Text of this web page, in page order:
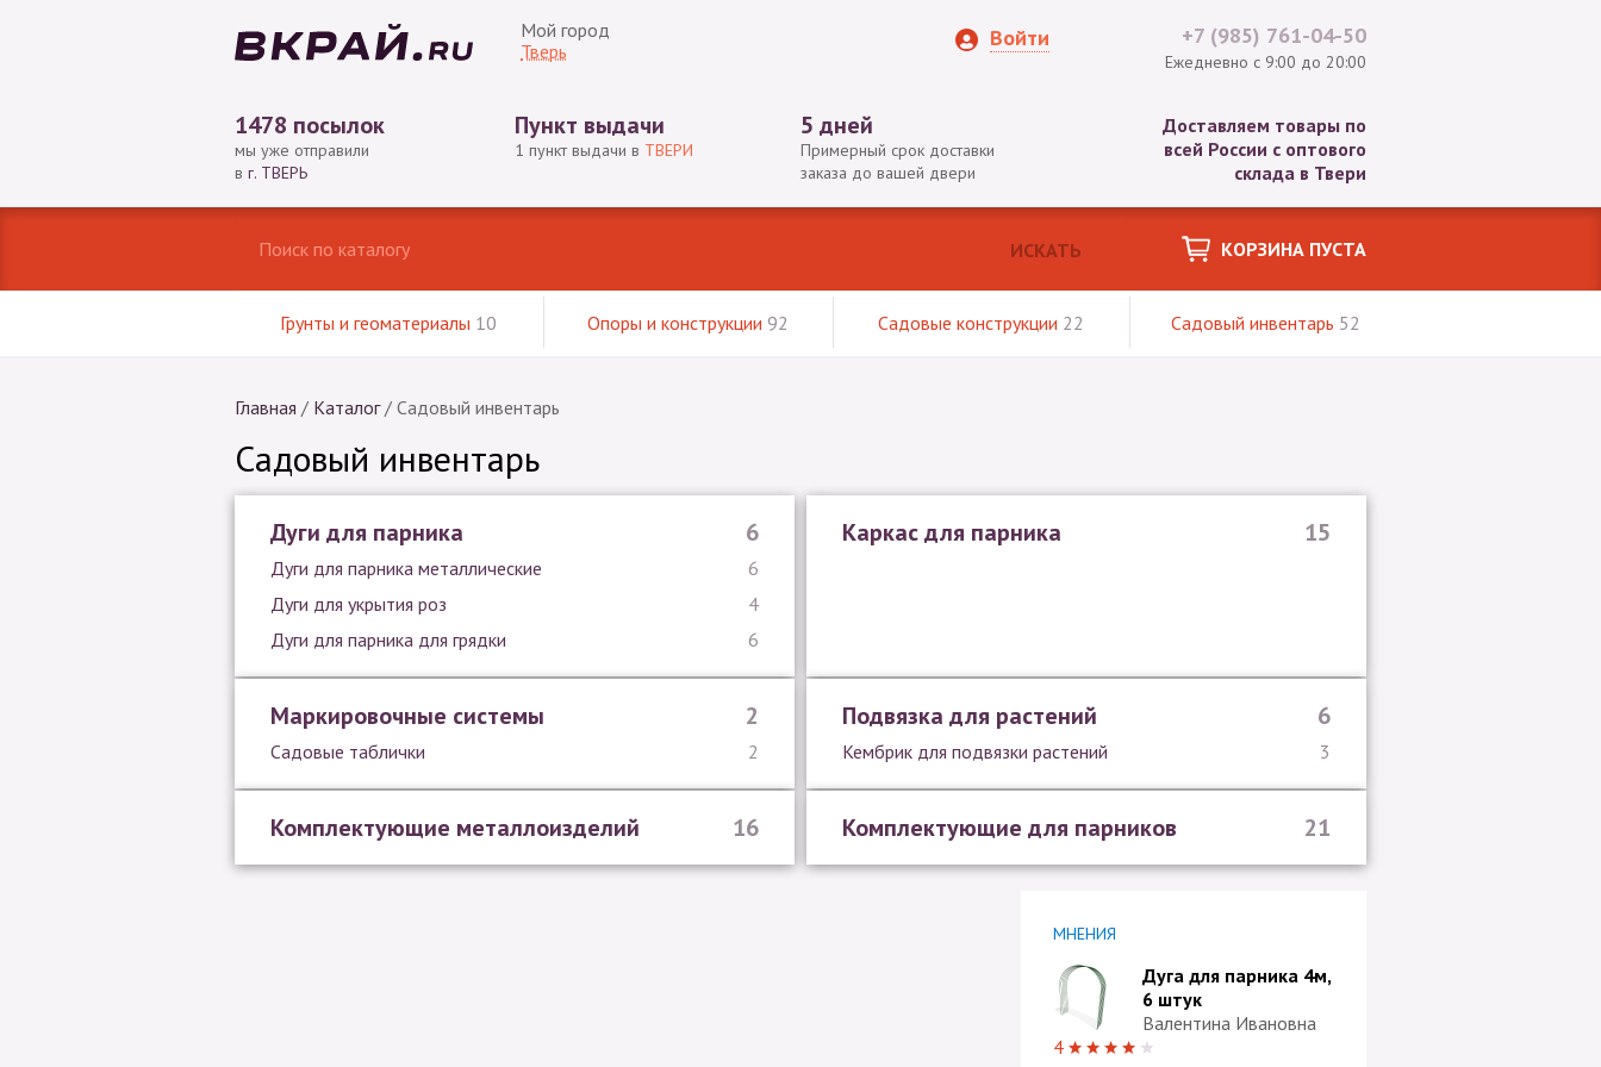
Мой город
Тверь
Войти +7 (985) 761-04-50
Ежедневно с 9:00 до 20:00
1478 посылок
мы уже отправили
в г. ТВЕРЬ
Пункт выдачи
1 пункт выдачи в ТВЕРИ
5 дней
Примерный срок доставки
заказа до вашей двери
Доставляем товары по
всей России с оптового
склада в Твери
КОРЗИНА ПУСТА
Грунты и геоматериалы 10 Опоры и конструкции 92 Садовые конструкции 22 Садовый инвентарь 52
Главная / Каталог / Садовый инвентарь
Садовый инвентарь
Дуги для парника 6
Дуги для парника металлические
6
Дуги для укрытия роз
4
Дуги для парника для грядки
6
Каркас для парника 15
Маркировочные системы 2
Садовые таблички 2
Подвязка для растений 6
Кембрик для подвязки растений 3
Комплектующие металлоизделий 16 Комплектующие для парников 21
МНЕНИЯ
Дуга для парника 4м,
6 штук
Валентина Ивановна
4